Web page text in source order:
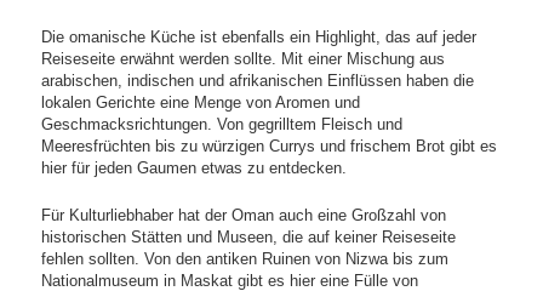
Die omanische Küche ist ebenfalls ein Highlight, das auf jeder
Reiseseite erwähnt werden sollte. Mit einer Mischung aus
arabischen, indischen und afrikanischen Einflüssen haben die
lokalen Gerichte eine Menge von Aromen und
Geschmacksrichtungen. Von gegrilltem Fleisch und
Meeresfrüchten bis zu würzigen Currys und frischem Brot gibt es
hier für jeden Gaumen etwas zu entdecken.
Für Kulturliebhaber hat der Oman auch eine Großzahl von
historischen Stätten und Museen, die auf keiner Reiseseite
fehlen sollten. Von den antiken Ruinen von Nizwa bis zum
Nationalmuseum in Maskat gibt es hier eine Fülle von